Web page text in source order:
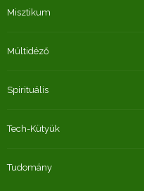
Misztikum
Múltidéző
Spirituális
Tech-Kütyük
Tudomány